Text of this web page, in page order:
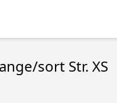
sort Str. XS